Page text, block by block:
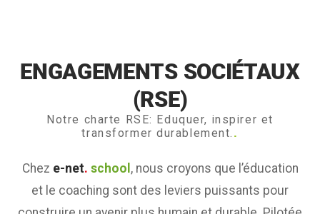
ENGAGEMENTS SOCIÉTAUX
(RSE)
Notre charte RSE: Eduquer, inspirer et
transformer durablement. .
Chez e-net. school , nous croyons que l’éducation
et le coaching sont des leviers puissants pour